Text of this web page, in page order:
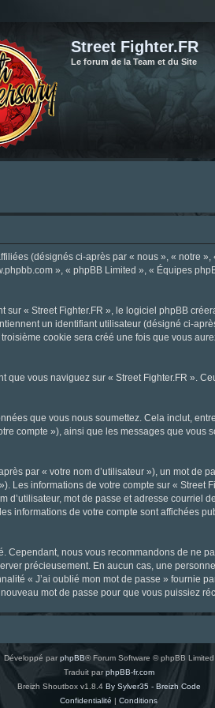
Street Fighter.FR
Le forum de la Team et du Site
(désignés ci-après par « nous », « notre
», « phpBB Limited », « Équipes
« Street Fighter.FR », le logiciel phpBB
un identifiant utilisateur (désigné ci-
cookie sera créé une fois que vous
vous naviguez sur « Street Fighter.FR ».
que vous nous soumettez. Cela inclut,
compte »), ainsi que les messages que
par « votre nom d’utilisateur »), un mot
Les informations de votre compte sur « Street
mot de passe et adresse courriel
informations de votre compte sont affichées
nous vous recommandons de ne
précieusement. En aucun cas, une
« J’ai oublié mon mot de passe » fournie
mot de passe pour que vous puissiez
Développé parphpBB® Forum Software © phpBB Limited
Traduit parphpBB-fr.com
Breizh Shoutbox v1.8.4 By Sylver35 - Breizh Code
Confidentialité | Conditions